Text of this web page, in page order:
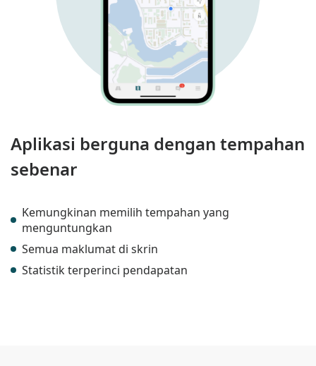
Aplikasi berguna dengan tempahan
sebenar
Kemungkinan memilih tempahan yang
menguntungkan
Semua maklumat di skrin
Statistik terperinci pendapatan